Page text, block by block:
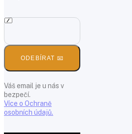
ODEBÍRAT 📧
Váš email je u nás v
bezpečí.
Více o Ochraně
osobních údajů.